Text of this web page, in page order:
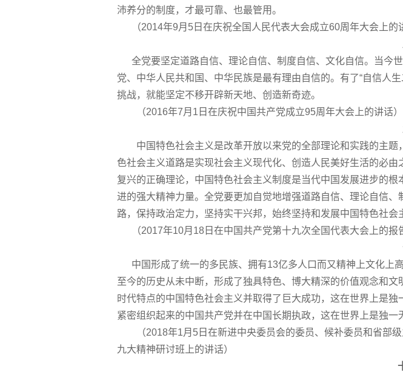
沛养分的制度，才最可靠、也最管用。
（2014年9月5日在庆祝全国人民代表大会成立60周年大会上的
全党要坚定道路自信、理论自信、制度自信、文化自信。当今
党、中华人民共和国、中华民族是最有理由自信的。有了“自信人
挑战，就能坚定不移开辟新天地、创造新奇迹。
（2016年7月1日在庆祝中国共产党成立95周年大会上的讲话）
中国特色社会主义是改革开放以来党的全部理论和实践的主题
色社会主义道路是实现社会主义现代化、创造人民美好生活的必
复兴的正确理论，中国特色社会主义制度是当代中国发展进步的
进的强大精神力量。全党要更加自觉地增强道路自信、理论自信
路，保持政治定力，坚持实干兴邦，始终坚持和发展中国特色社会
（2017年10月18日在中国共产党第十九次全国代表大会上的报
中国形成了统一的多民族、拥有13亿多人口而又精神上文化上
至今的历史从未中断，形成了独具特色、博大精深的价值观念和
时代特点的中国特色社会主义并取得了巨大成功，这在世界上是
紧密组织起来的中国共产党并在中国长期执政，这在世界上是独一
（2018年1月5日在新进中央委员会的委员、候补委员和省部级
九大精神研讨班上的讲话）